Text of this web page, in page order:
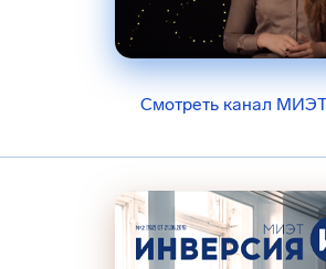
Смотреть канал